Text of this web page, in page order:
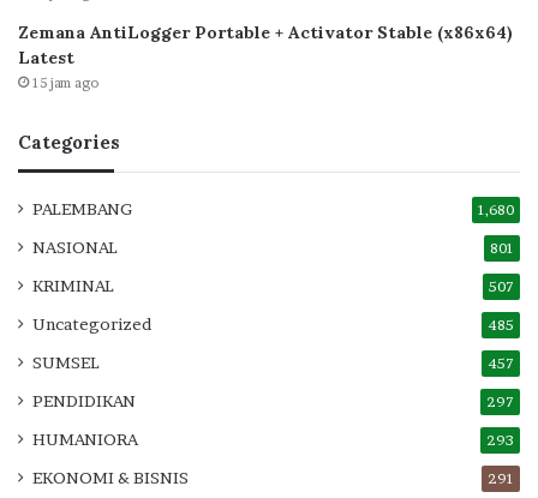
Zemana AntiLogger Portable + Activator Stable (x86x64)
Latest
15 jam ago
Categories
PALEMBANG 1,680
NASIONAL 801
KRIMINAL 507
Uncategorized 485
SUMSEL 457
PENDIDIKAN 297
HUMANIORA 293
EKONOMI & BISNIS 291